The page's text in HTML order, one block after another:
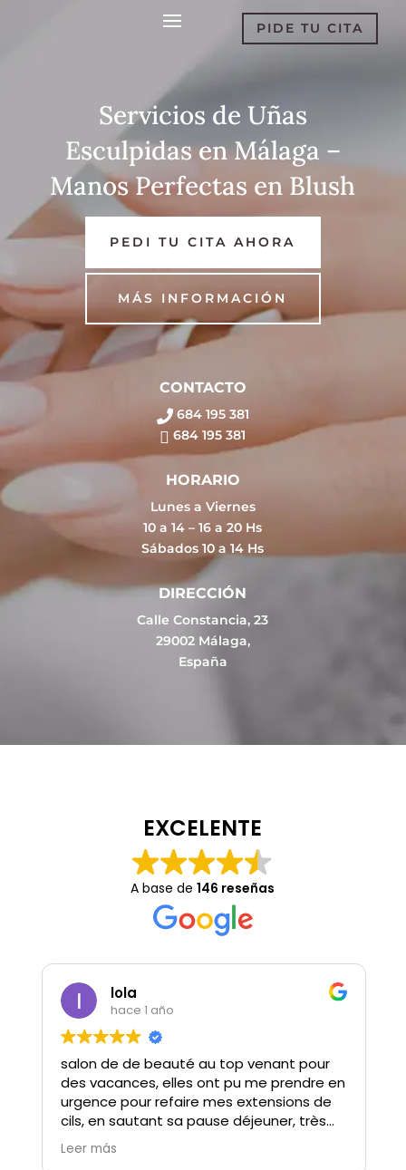
PIDE TU CITA
Servicios de Uñas
Esculpidas en Málaga –
Manos Perfectas en Blush
PEDI TU CITA AHORA
MÁS INFORMACIÓN
CONTACTO
684 195 381
684 195 381
HORARIO
Lunes a Viernes
10 a 14 – 16 a 20 Hs
Sábados 10 a 14 Hs
DIRECCIÓN
Calle Constancia, 23
29002 Málaga,
España
EXCELENTE
A base de146 reseñas
Cande Ruiz
hace 2 años
Probé el bono de 3 sesiones peeling y
limpieza facial con Inma. Una excelente
profesional, siempre preguntando que tal
cómoda estaba, muy atenta y
cuidadosa. Volveré sin dudas!!!! Gracias
por su excelente trato😘
Leer más